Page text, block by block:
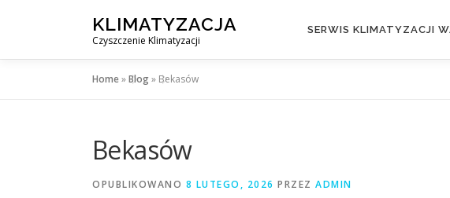
KLIMATYZACJA
Czyszczenie Klimatyzacji
SERWIS KLIMATYZACJI
Home»Blog» Bekasów
Bekasów
OPUBLIKOWANO 8 LUTEGO, 2026 PRZEZ ADMIN